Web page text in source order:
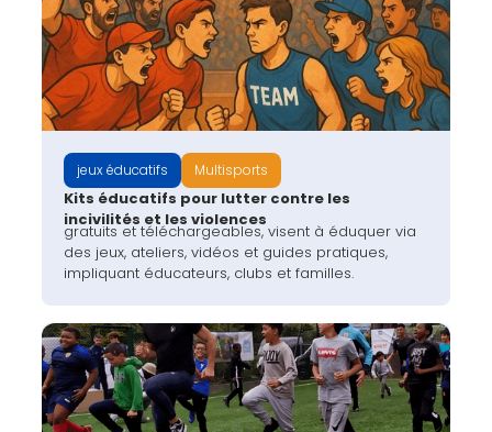
jeux éducatifs Multisports
Kits éducatifs pour lutter contre les
incivilités et les violences
gratuits et téléchargeables, visent à éduquer via
des jeux, ateliers, vidéos et guides pratiques,
impliquant éducateurs, clubs et familles.